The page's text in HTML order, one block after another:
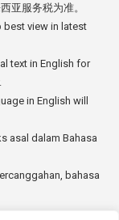
亚服务税为准。
best view in latest
text in English for
in English will
asal dalam Bahasa
bahasa